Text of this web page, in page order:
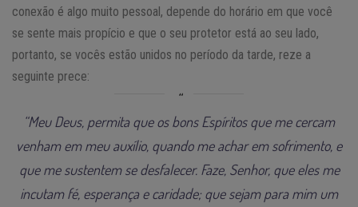
conexão é algo muito pessoal, depende do horário em que você
se sente mais propício e que o seu protetor está ao seu lado,
portanto, se vocês estão unidos no período da tarde, reze a
seguinte prece:
“Meu Deus, permita que os bons Espíritos que me cercam
venham em meu auxílio, quando me achar em sofrimento, e
que me sustentem se desfalecer. Faze, Senhor, que eles me
incutam fé, esperança e caridade; que sejam para mim um